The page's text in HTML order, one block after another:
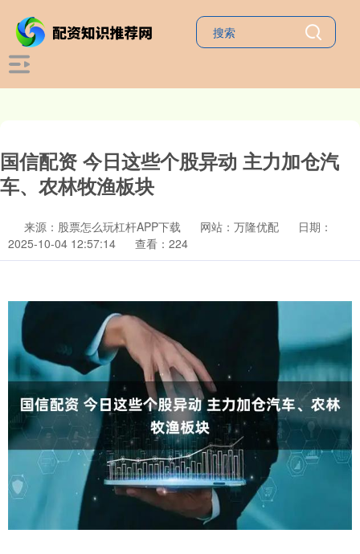
国信配资 今日这些个股异动 主力加仓汽
车、农林牧渔板块
来源：股票怎么玩杠杆APP下载 网站：万隆优配
日期：
2025-10-04 12:57:14
查看：224